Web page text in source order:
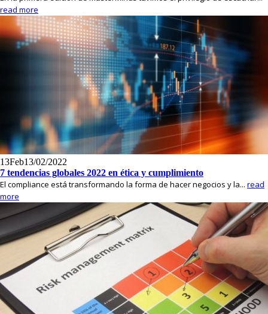
read more
13Feb13/02/2022
7 tendencias globales 2022 en ética y cumplimiento
El compliance está transformando la forma de hacer negocios y la... read
more